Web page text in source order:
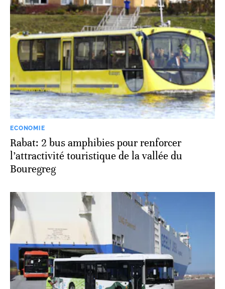
ECONOMIE
Rabat: 2 bus amphibies pour renforcer
l’attractivité touristique de la vallée du
Bouregreg